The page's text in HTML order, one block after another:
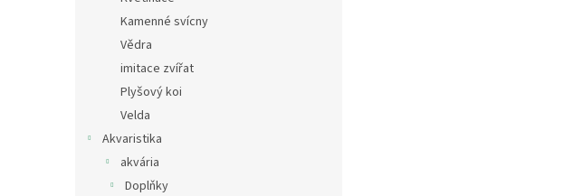
Kamenné svícny
Vědra
imitace zvířat
Plyšový koi
Velda
Akvaristika
akvária
Doplňky